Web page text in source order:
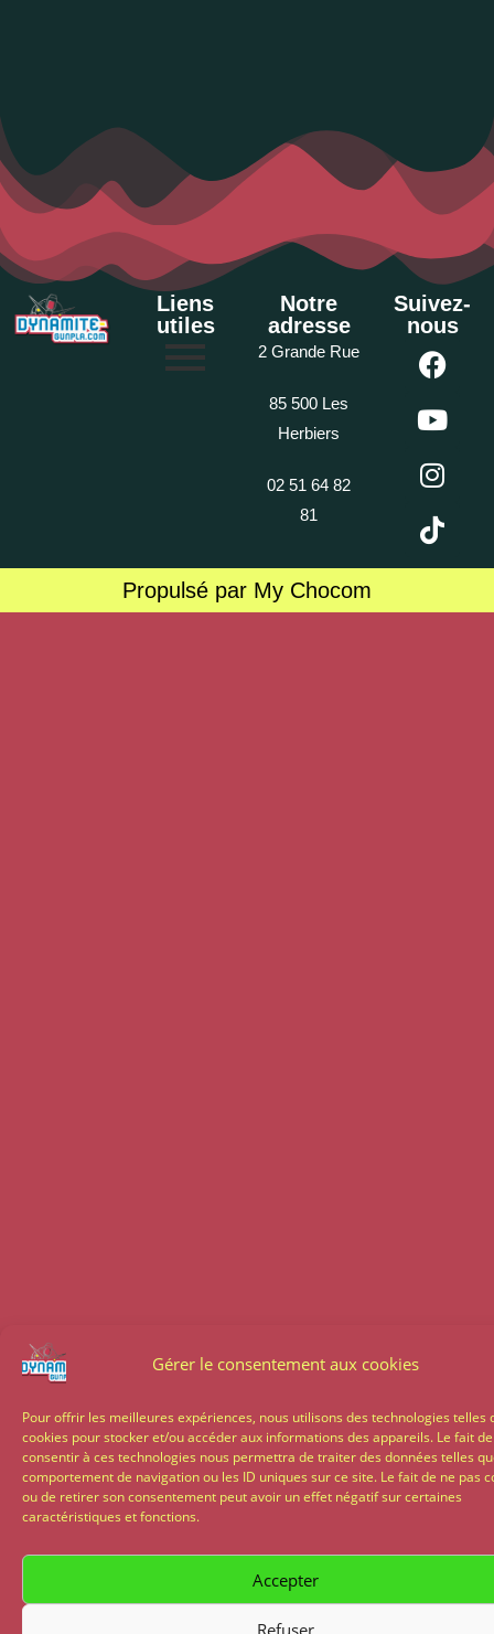
Gérer le consentement aux cookies
Pour offrir les meilleures expériences, nous utilisons des technologies telles
cookies pour stocker et/ou accéder aux informations des appareils. Le fait de
consentir à ces technologies nous permettra de traiter des données telles
comportement de navigation ou les ID uniques sur ce site. Le fait de ne pas
ou de retirer son consentement peut avoir un effet négatif sur certaines
caractéristiques et fonctions.
Accepter
Refuser
Liens
utiles
Notre
adresse
2 Grande Rue
85 500 Les
Herbiers
02 51 64 82
81
Suivez-
nous
Propulsé par My Chocom